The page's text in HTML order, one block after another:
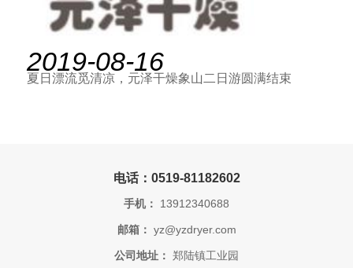
2019-08-16
夏日漂流觅清凉，元泽干燥象山二日游圆满结束
电话：0519-81182602
手机： 13912340688
邮箱： yz@yzdryer.com
公司地址： 郑陆镇工业园